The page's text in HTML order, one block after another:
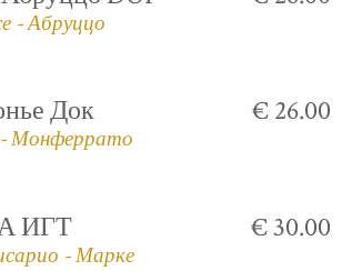
- Абруццо
Док
Монферрато
€ 26.00
ИГТ
- Марке
€ 30.00